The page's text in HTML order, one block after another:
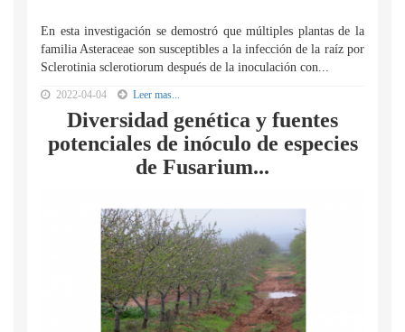
En esta investigación se demostró que múltiples plantas de la
familia Asteraceae son susceptibles a la infección de la raíz por
Sclerotinia sclerotiorum después de la inoculación con...
2022-04-04 Leer mas...
Diversidad genética y fuentes
potenciales de inóculo de especies
de Fusarium...